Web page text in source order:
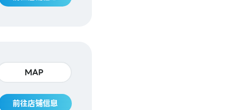
MAP
前往店铺信息